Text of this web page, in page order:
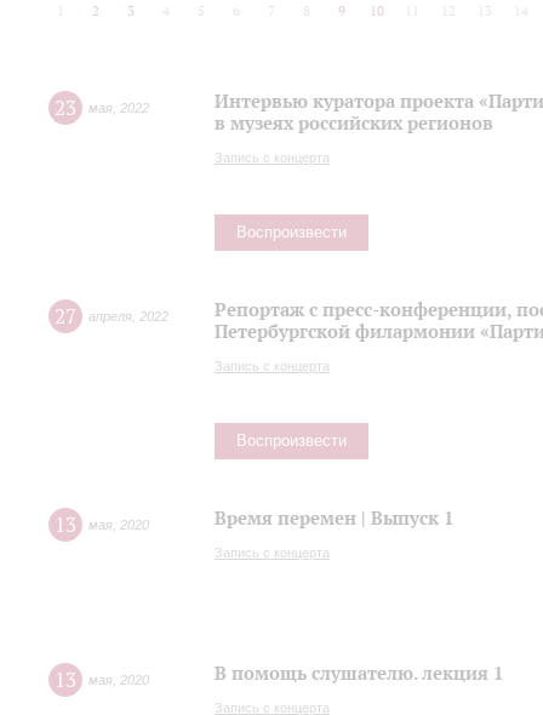
2 3 4 5 6 7 8 9 10 12 13 14
23 мая 2022
Интервью куратора проекта
в музеях российских регионов
Запись с концерта
Воспроизвести
27 апреля 2022
Репортаж с пресс-конференции,
Петербургской филармонии
Запись с концерта
Воспроизвести
13 мая 2020 Время перемен | Выпуск 1
Запись с концерта
13 мая 2020 В помощь слушателю. лекция 1
Запись с концерта